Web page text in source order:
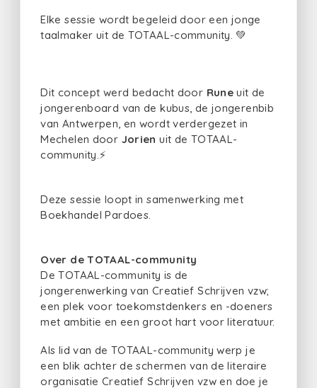
Elke sessie wordt begeleid door een jonge
taalmaker uit de TOTAAL-community. 💚
Dit concept werd bedacht door Rune uit de
jongerenboard van de kubus, de jongerenbib
van Antwerpen, en wordt verdergezet in
Mechelen door Jorien uit de TOTAAL-
community.⚡
Deze sessie loopt in samenwerking met
Boekhandel Pardoes.
Over de TOTAAL-community
De TOTAAL-community is de
jongerenwerking van Creatief Schrijven vzw;
een plek voor toekomstdenkers en -doeners
met ambitie en een groot hart voor literatuur.
Als lid van de TOTAAL-community werp je
een blik achter de schermen van de literaire
organisatie Creatief Schrijven vzw en doe je